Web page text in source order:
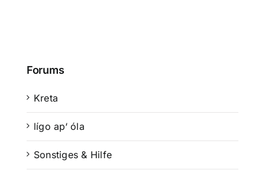
Forums
Kreta
lígo ap‘ óla
Sonstiges & Hilfe